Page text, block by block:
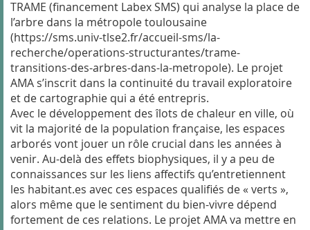
TRAME (financement Labex SMS) qui analyse la place de
l’arbre dans la métropole toulousaine
(https://sms.univ-tlse2.fr/accueil-sms/la-
recherche/operations-structurantes/trame-
transitions-des-arbres-dans-la-metropole). Le projet
AMA s’inscrit dans la continuité du travail exploratoire
et de cartographie qui a été entrepris.
Avec le développement des îlots de chaleur en ville, où
vit la majorité de la population française, les espaces
arborés vont jouer un rôle crucial dans les années à
venir. Au-delà des effets biophysiques, il y a peu de
connaissances sur les liens affectifs qu’entretiennent
les habitant.es avec ces espaces qualifiés de « verts »,
alors même que le sentiment du bien-vivre dépend
fortement de ces relations. Le projet AMA va mettre en